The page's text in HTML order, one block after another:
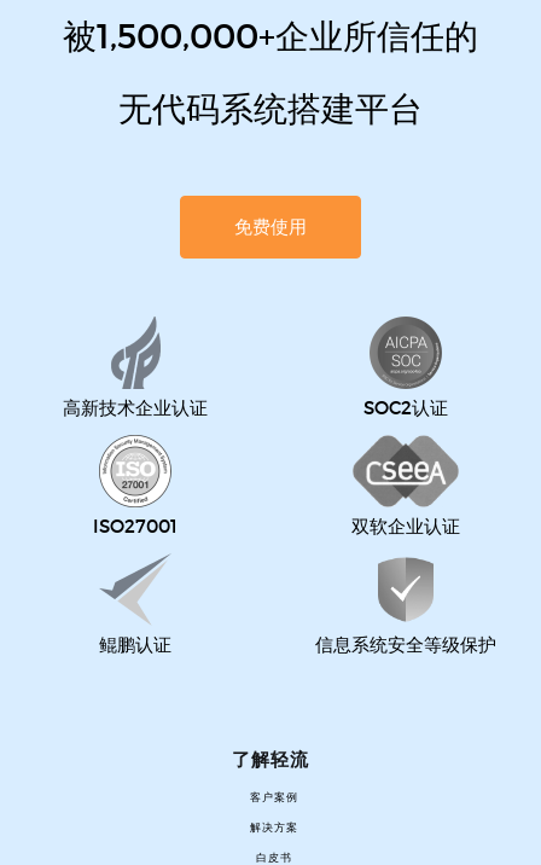
被1,500,000+企业所信任的
无代码系统搭建平台
免费使用
高新技术企业认证 SOC2认证
ISO27001 双软企业认证
鲲鹏认证 信息系统安全等级保护
了解轻流
客户案例
解决方案
白皮书